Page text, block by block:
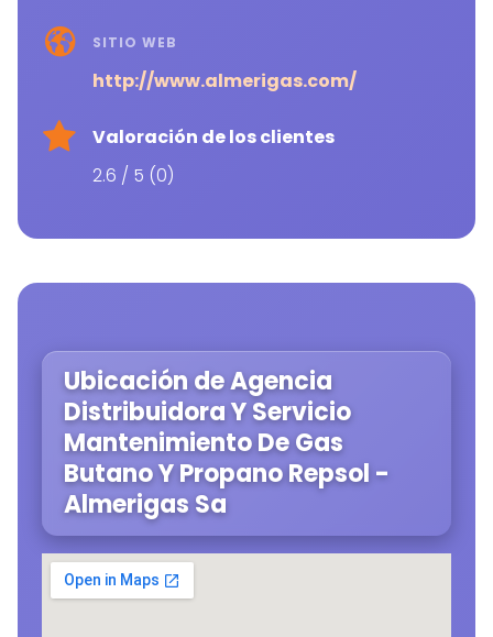
SITIO WEB
http://www.almerigas.com/
Valoración de los clientes
2.6 / 5 (0)
Ubicación de Agencia
Distribuidora Y Servicio
Mantenimiento De Gas
Butano Y Propano Repsol -
Almerigas Sa